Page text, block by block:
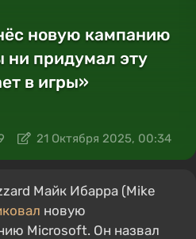
новую кампанию
ни придумал эту
в игры»
21 Октября 2025, 00:34
Майк Ибарра (Mike
новую
Microsoft. Он назвал